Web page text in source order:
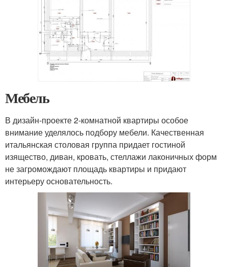
Мебель
В дизайн-проекте 2-комнатной квартиры особое
внимание уделялось подбору мебели. Качественная
итальянская столовая группа придает гостиной
изящество, диван, кровать, стеллажи лаконичных форм
не загромождают площадь квартиры и придают
интерьеру основательность.